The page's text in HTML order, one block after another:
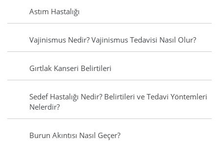
Astım Hastalığı
Vajinismus Nedir? Vajinismus Tedavisi Nasıl Olur?
Gırtlak Kanseri Belirtileri
Sedef Hastalığı Nedir? Belirtileri ve Tedavi Yöntemleri
Nelerdir?
Burun Akıntısı Nasıl Geçer?